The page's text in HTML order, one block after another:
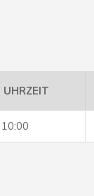
UHRZEIT
10:00